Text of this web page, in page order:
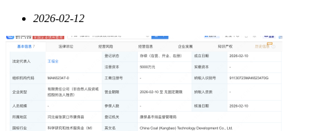
2026-02-12